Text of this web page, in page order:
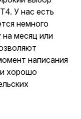
У нас есть
немного
месяц или
написания
хорошо